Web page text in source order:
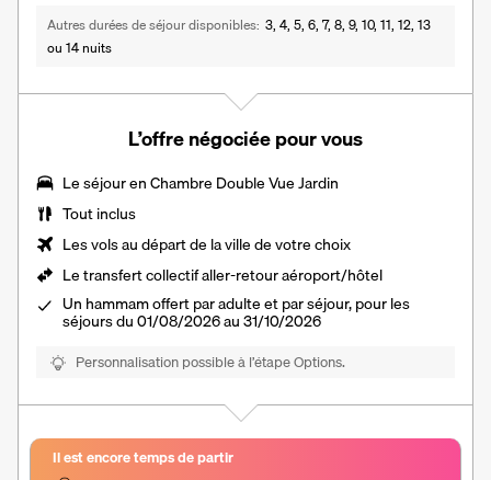
Autres durées de séjour disponibles 3, 4, 5, 6, 7, 8, 9, 10, 11, 12, 13
ou 14 nuits
L’offre négociée pour vous
Le séjour enChambre Double Vue Jardin
Tout inclus
Les vols au départ de la ville de votre choix
Le transfert collectif aller-retour aéroport/hôtel
Un hammam offert par adulte et par séjour, pour les
séjours du 01/08/2026 au 31/10/2026
Personnalisation possible à l’étape Options.
Il est encore temps de partir